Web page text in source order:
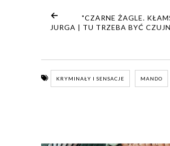
"CZARNE ŻAGLE.
JURGA | TU TRZEBA BYĆ
KRYMINAŁY I SENSACJE MANDO